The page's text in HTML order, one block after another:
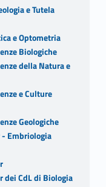
e Tutela
e Optometria
Biologiche
della Natura e
e Culture
Geologiche
Embriologia
CdL di Biologia